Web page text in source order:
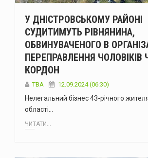
У ДНІСТРОВСЬКОМУ РАЙОНІ
СУДИТИМУТЬ РІВНЯНИНА,
ОБВИНУВАЧЕНОГО В
ПЕРЕПРАВЛЕННЯ ЧОЛОВІКІВ
КОРДОН
ТВА 12.09.2024 (06:30)
Нелегальний бізнес 43-річного
області…
ЧИТАТИ...